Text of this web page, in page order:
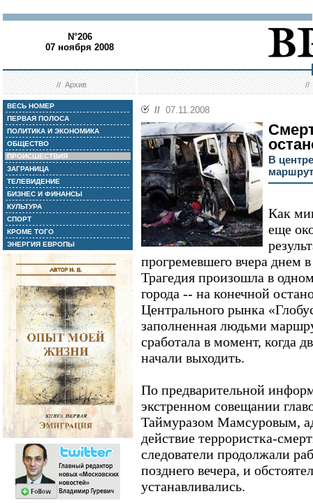
N°206
07 ноября 2008
//Архив //
ВЕСЬ НОМЕР
ПЕРВАЯ ПОЛОСА
ПОЛИТИКА И ЭКОНОМИКА
ОБЩЕСТВО
ПРОИСШЕСТВИЯ
ЗАГРАНИЦА
ТЕЛЕВИДЕНИЕ
БИЗНЕС И ФИНАНСЫ
КУЛЬТУРА
СПОРТ
КРОМЕ ТОГО
ЭНЕРГИЯ ЕВРОПЫ
// 07.11.2008
В
Как
еще
прогремевшего вчера днем
Трагедия произошла в
города -- на конечной
Центрального рынка
заполненная людьми
сработала в момент, когда
начали выходить.
По предварительной
экстренном совещании
Таймуразом Мамсуровым,
действие террористка-
следователи продолжали
позднего вечера, и
устанавливались.